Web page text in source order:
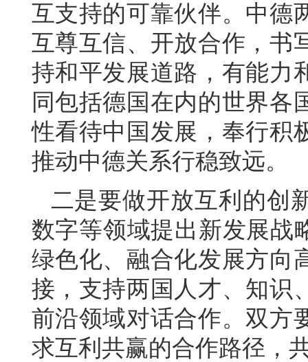
互支持的可靠伙伴。中德
互尊互信、开放合作，书
持和平发展道路，有能力
同包括德国在内的世界各
性看待中国发展，奉行积
推动中德关系行稳致远。
二是要做开放互利的创
数字等领域提出新发展战
绿色化、融合化发展方向
接，支持两国人才、知识
前沿领域对话合作。双方
求互利共赢的合作路径，